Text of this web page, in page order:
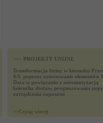
>>> PROJEKTY UNIJNE
Transformacja firmy w kierunku
4.0. poprzez zastosowanie elementów
Data w powiązaniu z automatyzacją
łańcucha dostaw, prognozowania
zarządzania zapasami
>>Czytaj wiecej